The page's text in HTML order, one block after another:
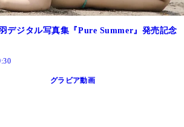
デジタル写真集『Pure Summer』発売記念
グラビア動画